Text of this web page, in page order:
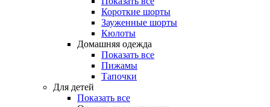
Короткие шорты
Зауженные шорты
Кюлоты
Домашняя одежда
Показать все
Пижамы
Тапочки
Для детей
Показать все